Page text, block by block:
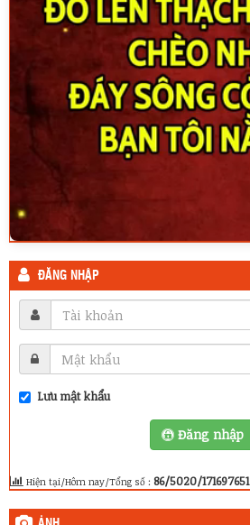
ĐĂNG NHẬP
Lưu mật khẩu
Đăng nhập
Hiện tại/Hôm nay/Tổng số : 86/5020/171697651